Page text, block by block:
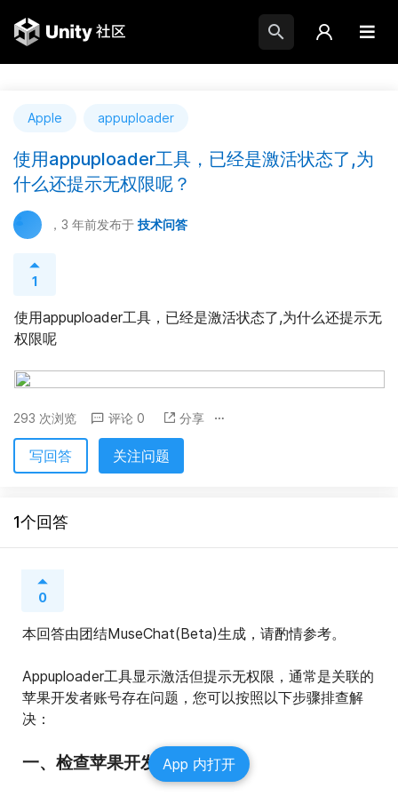
Apple appuploader
使用appuploader工具，已经是激活状态了,为
什么还提示无权限呢？
，3 年前发布于 技术问答
1
使用appuploader工具，已经是激活状态了,为什么还提示无
权限呢
293 次浏览 评论 0 分享
写回答 关注问题
1个回答
0
本回答由团结MuseChat(Beta)生成，请酌情参考。
Appuploader工具显示激活但提示无权限，通常是关联的
苹果开发者账号存在问题，您可以按照以下步骤排查解
决：
一、检查苹果开发者账号状态
App 内打开